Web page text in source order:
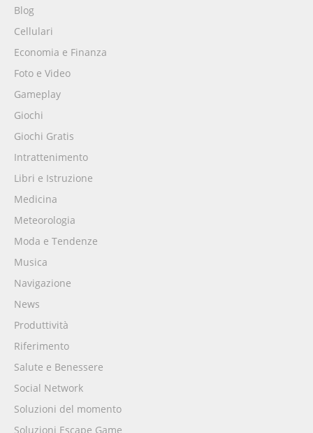
Blog
Cellulari
Economia e Finanza
Foto e Video
Gameplay
Giochi
Giochi Gratis
Intrattenimento
Libri e Istruzione
Medicina
Meteorologia
Moda e Tendenze
Musica
Navigazione
News
Produttività
Riferimento
Salute e Benessere
Social Network
Soluzioni del momento
Soluzioni Escape Game